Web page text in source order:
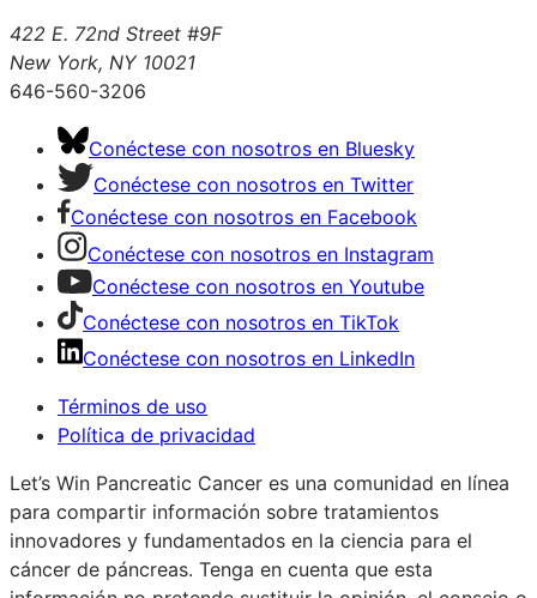
422 E. 72nd Street #9F
New York, NY 10021
646-560-3206
Conéctese con nosotros en Bluesky
Conéctese con nosotros en Twitter
Conéctese con nosotros en Facebook
Conéctese con nosotros en Instagram
Conéctese con nosotros en Youtube
Conéctese con nosotros en TikTok
Conéctese con nosotros en LinkedIn
Términos de uso
Política de privacidad
Let’s Win Pancreatic Cancer es una comunidad en línea
para compartir información sobre tratamientos
innovadores y fundamentados en la ciencia para el
cáncer de páncreas. Tenga en cuenta que esta